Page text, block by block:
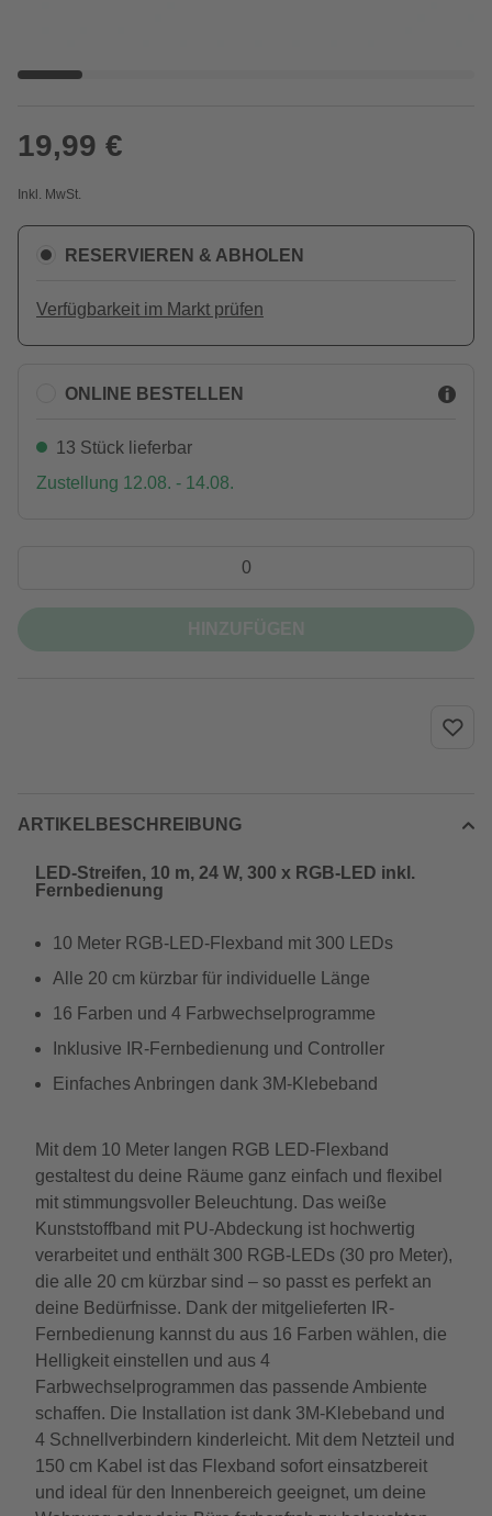
19,99 €
Inkl. MwSt.
RESERVIEREN & ABHOLEN
Verfügbarkeit im Markt prüfen
ONLINE BESTELLEN
13 Stück lieferbar
Zustellung 12.08. - 14.08.
ARTIKELBESCHREIBUNG
LED-Streifen, 10 m, 24 W, 300 x RGB-LED inkl.
Fernbedienung
10 Meter RGB-LED-Flexband mit 300 LEDs
Alle 20 cm kürzbar für individuelle Länge
16 Farben und 4 Farbwechselprogramme
Inklusive IR-Fernbedienung und Controller
Einfaches Anbringen dank 3M-Klebeband
Mit dem 10 Meter langen RGB LED-Flexband
gestaltest du deine Räume ganz einfach und flexibel
mit stimmungsvoller Beleuchtung. Das weiße
Kunststoffband mit PU-Abdeckung ist hochwertig
verarbeitet und enthält 300 RGB-LEDs (30 pro Meter),
die alle 20 cm kürzbar sind – so passt es perfekt an
deine Bedürfnisse. Dank der mitgelieferten IR-
Fernbedienung kannst du aus 16 Farben wählen, die
Helligkeit einstellen und aus 4
Farbwechselprogrammen das passende Ambiente
schaffen. Die Installation ist dank 3M-Klebeband und
4 Schnellverbindern kinderleicht. Mit dem Netzteil und
150 cm Kabel ist das Flexband sofort einsatzbereit
und ideal für den Innenbereich geeignet, um deine